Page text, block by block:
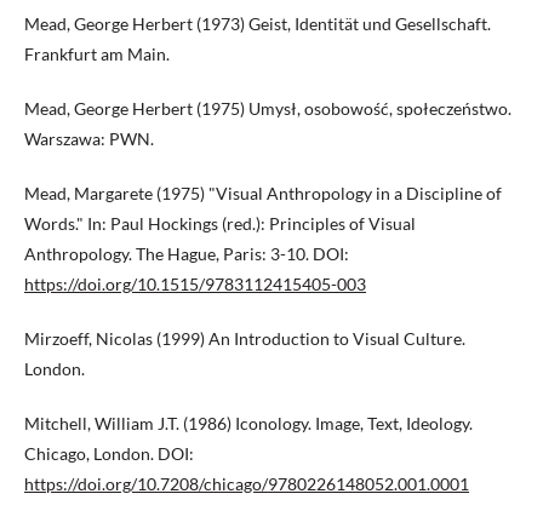
Mead, George Herbert (1973) Geist, Identität und Gesellschaft.
Frankfurt am Main.
Mead, George Herbert (1975) Umysł, osobowość, społeczeństwo.
Warszawa: PWN.
Mead, Margarete (1975) "Visual Anthropology in a Discipline of
Words." In: Paul Hockings (red.): Principles of Visual
Anthropology. The Hague, Paris: 3-10. DOI:
https://doi.org/10.1515/9783112415405-003
Mirzoeff, Nicolas (1999) An Introduction to Visual Culture.
London.
Mitchell, William J.T. (1986) Iconology. Image, Text, Ideology.
Chicago, London. DOI:
https://doi.org/10.7208/chicago/9780226148052.001.0001